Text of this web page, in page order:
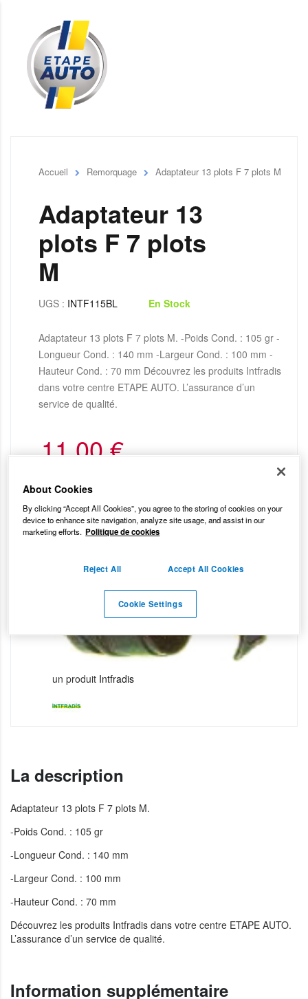
Accueil Remorquage Adaptateur 13 plots F 7 plots M
Adaptateur 13
plots F 7 plots
M
UGS : INTF115BL En Stock
Adaptateur 13 plots F 7 plots M. -Poids Cond. : 105 gr -
Longueur Cond. : 140 mm -Largeur Cond. : 100 mm -
Hauteur Cond. : 70 mm Découvrez les produits Intfradis
dans votre centre ETAPE AUTO. L’assurance d’un
service de qualité.
11,00€
un produit Intfradis
La description
Adaptateur 13 plots F 7 plots M.
-Poids Cond. : 105 gr
-Longueur Cond. : 140 mm
-Largeur Cond. : 100 mm
-Hauteur Cond. : 70 mm
Découvrez les produits Intfradis dans votre centre ETAPE AUTO.
L’assurance d’un service de qualité.
Information supplémentaire
About Cookies
By clicking “Accept All Cookies”, you agree to the storing of cookies on your
device to enhance site navigation, analyze site usage, and assist in our
marketing efforts. Politique de cookies
Reject All Accept All Cookies
Cookie Settings